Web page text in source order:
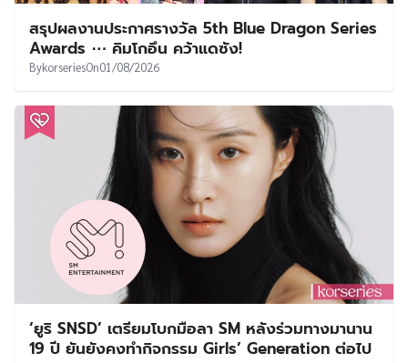
สรุปผลงานประกาศรางวัล 5th Blue Dragon Series
Awards ⋯ คิมโกอึน คว้าแดซัง!
BykorseriesOn01/08/2026
‘ยูริ SNSD’ เตรียมโบกมือลา SM หลังร่วมทางมานาน
19 ปี ยันยังคงทำกิจกรรม Girls’ Generation ต่อไป